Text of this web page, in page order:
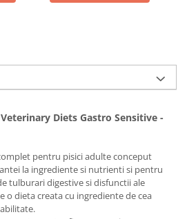
Diets Gastro Sensitive -
pentru pisici adulte conceput
la ingrediente si nutrienti si pentru
tulburari digestive si disfunctii ale
o dieta creata cu ingrediente de cea